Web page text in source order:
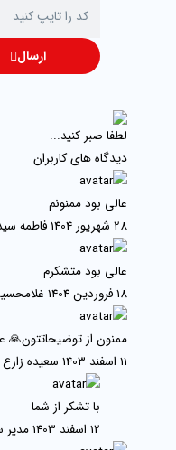
ارسال
لطفا صبر کنید...
دیدگاه های کاربران
عالی بود ممنونم
28 شهریور 1404
فاطمه
عالی بود متشکرم
18 فروردین 1404
ممنون از توضیحاتتون🙏
11 اسفند 1403
سعیده زارع
با تشکر از شما
12 اسفند 1403